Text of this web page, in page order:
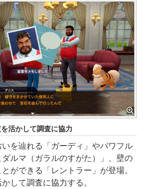
活かして調査に協力
を辿れる「ガーディ」やパワフル
ルマ（ガラルのすがた）」、壁の
ができる「レントラー」が登場。
して調査に協力する。